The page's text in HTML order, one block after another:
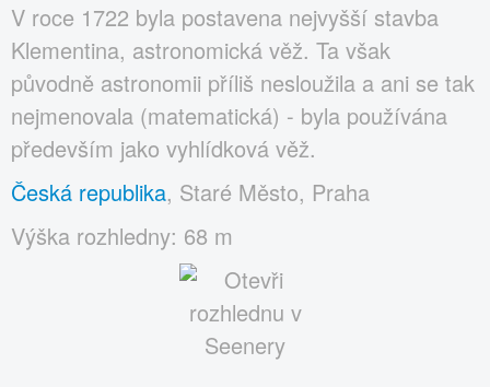
V roce 1722 byla postavena nejvyšší stavba
Klementina, astronomická věž. Ta však
původně astronomii příliš nesloužila a ani se tak
nejmenovala (matematická) - byla používána
především jako vyhlídková věž.
Česká republika, Staré Město, Praha
Výška rozhledny: 68 m